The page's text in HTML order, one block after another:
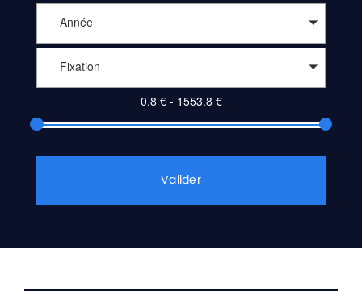
Année
Fixation
Valider